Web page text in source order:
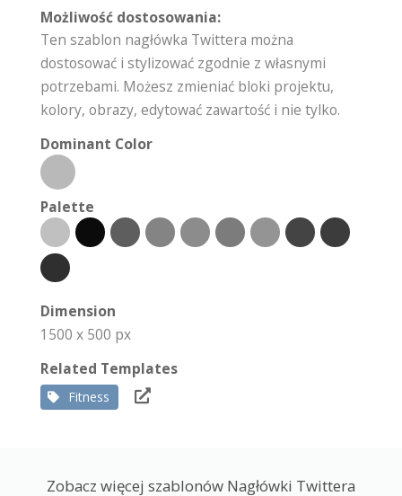
Możliwość dostosowania:
Ten szablon nagłówka Twittera można
dostosować i stylizować zgodnie z własnymi
potrzebami. Możesz zmieniać bloki projektu,
kolory, obrazy, edytować zawartość i nie tylko.
Dominant Color
Palette
Dimension
1500 x 500 px
Related Templates
Fitness
Zobacz więcej szablonów Nagłówki Twittera